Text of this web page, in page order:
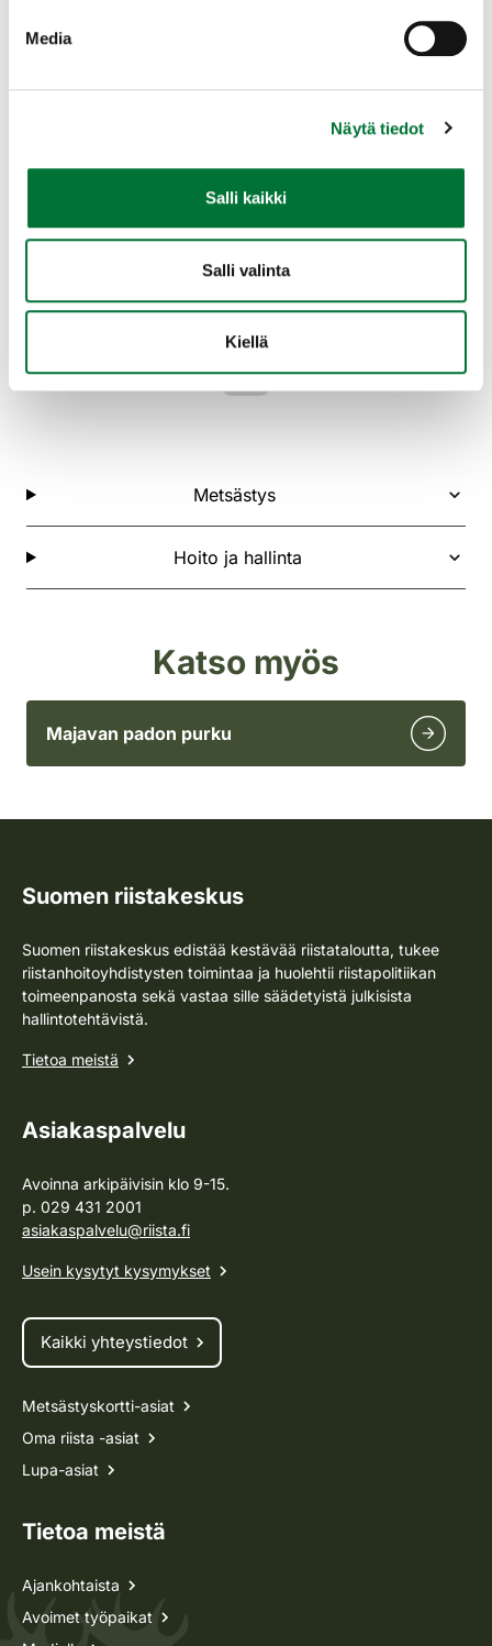
Media
Näytä tiedot
Salli kaikki
Salli valinta
Kiellä
Metsästys
Hoito ja hallinta
Katso myös
Majavan padon purku
Suomen riistakeskus
Suomen riistakeskus edistää kestävää riistataloutta, tukee
riistanhoitoyhdistysten toimintaa ja huolehtii riistapolitiikan
toimeenpanosta sekä vastaa sille säädetyistä julkisista
hallintotehtävistä.
Tietoa meistä
Asiakaspalvelu
Avoinna arkipäivisin klo 9-15.
p. 029 431 2001
asiakaspalvelu@riista.fi
Usein kysytyt kysymykset
Kaikki yhteystiedot
Metsästyskortti-asiat
Oma riista -asiat
Lupa-asiat
Tietoa meistä
Ajankohtaista
Avoimet työpaikat